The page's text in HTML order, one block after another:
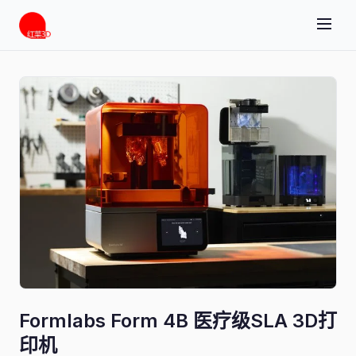
Formlabs Form 4B 医疗级SLA 3D打
印机